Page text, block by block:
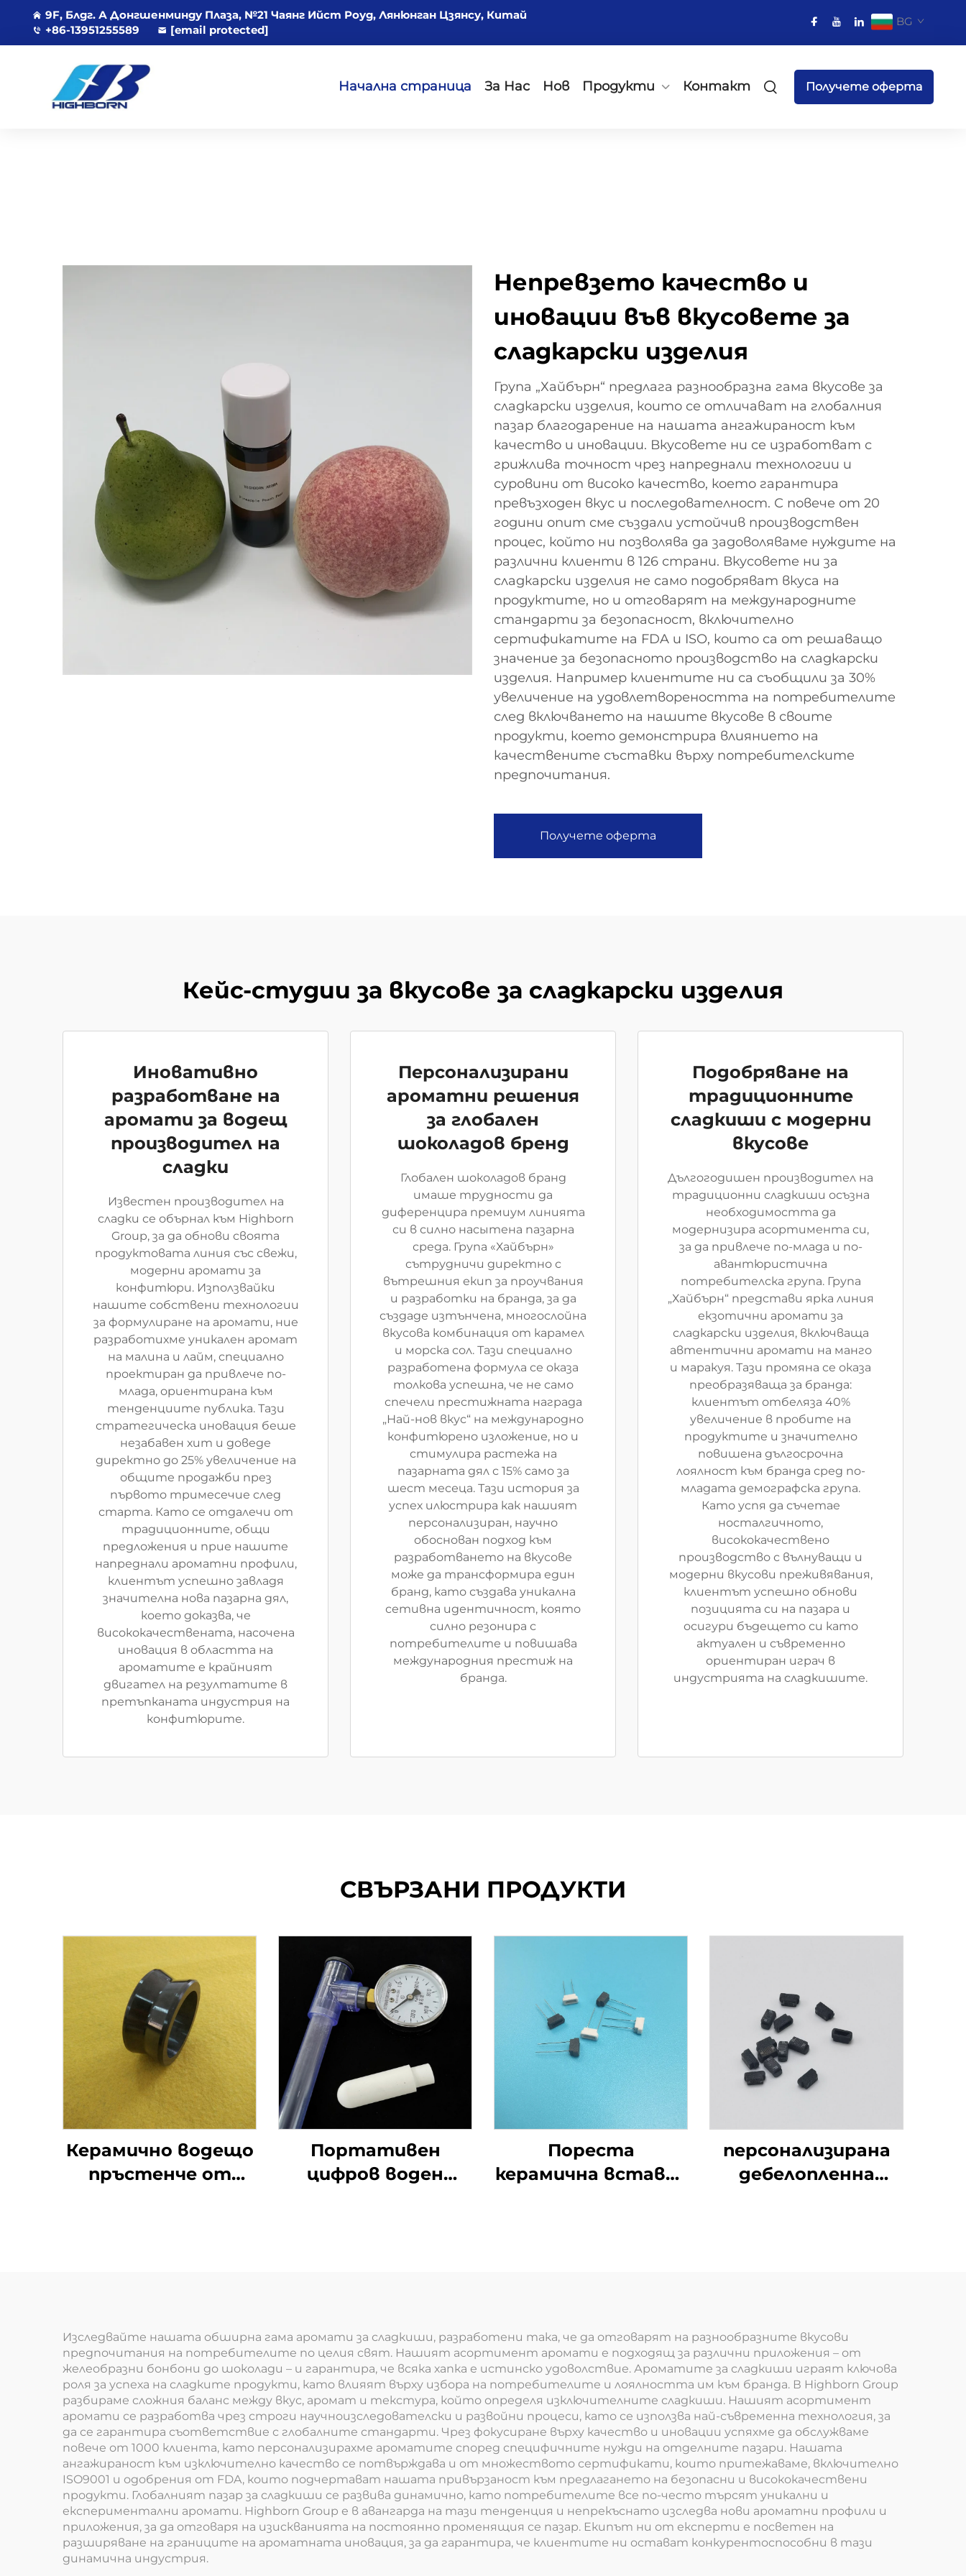
9F, Блдг. А Донгшенминду Плаза, №21 Чаянг Ийст Роуд, Лянюнган Цзянсу, Китай
+86-13951255589
[email protected]
BG
Начална страница За Нас Нов Продукти Контакт Получете оферта
Непревзето качество и
иновации във вкусовете за
сладкарски изделия
Група „Хайбърн“ предлага разнообразна гама вкусове за
сладкарски изделия, които се отличават на глобалния
пазар благодарение на нашата ангажираност към
качество и иновации. Вкусовете ни се изработват с
грижлива точност чрез напреднали технологии и
суровини от високо качество, което гарантира
превъзходен вкус и последователност. С повече от 20
години опит сме създали устойчив производствен
процес, който ни позволява да задоволяваме нуждите на
различни клиенти в 126 страни. Вкусовете ни за
сладкарски изделия не само подобряват вкуса на
продуктите, но и отговарят на международните
стандарти за безопасност, включително
сертификатите на FDA и ISO, които са от решаващо
значение за безопасното производство на сладкарски
изделия. Например клиентите ни са съобщили за 30%
увеличение на удовлетвореността на потребителите
след включването на нашите вкусове в своите
продукти, което демонстрира влиянието на
качествените съставки върху потребителските
предпочитания.
Получете оферта
Кейс-студии за вкусове за сладкарски изделия
Иновативно
разработване на
аромати за водещ
производител на
сладки
Известен производител на
сладки се обърнал към Highborn
Group, за да обнови своята
продуктовата линия със свежи,
модерни аромати за
конфитюри. Използвайки
нашите собствени технологии
за формулиране на аромати, ние
разработихме уникален аромат
на малина и лайм, специално
проектиран да привлече по-
млада, ориентирана към
тенденциите публика. Тази
стратегическа иновация беше
незабавен хит и доведе
директно до 25% увеличение на
общите продажби през
първото тримесечие след
старта. Като се отдалечи от
традиционните, общи
предложения и прие нашите
напреднали ароматни профили,
клиентът успешно завладя
значителна нова пазарна дял,
което доказва, че
висококачествената, насочена
иновация в областта на
ароматите е крайният
двигател на резултатите в
претъпканата индустрия на
конфитюрите.
Персонализирани
ароматни решения
за глобален
шоколадов бренд
Глобален шоколадов бранд
имаше трудности да
диференцира премиум линията
си в силно насытена пазарна
среда. Група «Хайбърн»
сътрудничи директно с
вътрешния екип за проучвания
и разработки на бранда, за да
създаде изтънчена, многослойна
вкусова комбинация от карамел
и морска сол. Тази специално
разработена формула се оказа
толкова успешна, че не само
спечели престижната награда
„Най-нов вкус“ на международно
конфитюрено изложение, но и
стимулира растежа на
пазарната дял с 15% само за
шест месеца. Тази история за
успех илюстрира как нашият
персонализиран, научно
обоснован подход към
разработването на вкусове
може да трансформира един
бранд, като създава уникална
сетивна идентичност, която
силно резонира с
потребителите и повишава
международния престиж на
бранда.
Подобряване на
традиционните
сладкиши с модерни
вкусове
Дългогодишен производител на
традиционни сладкиши осъзна
необходимостта да
модернизира асортимента си,
за да привлече по-млада и по-
авантюристична
потребителска група. Група
„Хайбърн“ представи ярка линия
екзотични аромати за
сладкарски изделия, включваща
автентични аромати на манго
и маракуя. Тази промяна се оказа
преобразяваща за бранда:
клиентът отбеляза 40%
увеличение в пробите на
продуктите и значително
повишена дългосрочна
лоялност към бранда сред по-
младата демографска група.
Като успя да съчетае
носталгичното,
висококачествено
производство с вълнуващи и
модерни вкусови преживявания,
клиентът успешно обнови
позицията си на пазара и
осигури бъдещето си като
актуален и съвременно
ориентиран играч в
индустрията на сладкишите.
СВЪРЗАНИ ПРОДУКТИ
Керамично водещо
пръстенче от
Портативен
цифров воден
Пореста
керамична вставка
персонализирана
дебелопленна
Изследвайте нашата обширна гама аромати за сладкиши, разработени така, че да отговарят на разнообразните вкусови
предпочитания на потребителите по целия свят. Нашият асортимент аромати е подходящ за различни приложения – от
желеобразни бонбони до шоколади – и гарантира, че всяка хапка е истинско удоволствие. Ароматите за сладкиши играят ключова
роля за успеха на сладките продукти, като влияят върху избора на потребителите и лоялността им към бранда. В Highborn Group
разбираме сложния баланс между вкус, аромат и текстура, който определя изключителните сладкиши. Нашият асортимент
аромати се разработва чрез строги научноизследователски и развойни процеси, като се използва най-съвременна технология, за
да се гарантира съответствие с глобалните стандарти. Чрез фокусиране върху качество и иновации успяхме да обслужваме
повече от 1000 клиента, като персонализирахме ароматите според специфичните нужди на отделните пазари. Нашата
ангажираност към изключително качество се потвърждава и от множеството сертификати, които притежаваме, включително
ISO9001 и одобрения от FDA, които подчертават нашата привързаност към предлагането на безопасни и висококачествени
продукти. Глобалният пазар за сладкиши се развива динамично, като потребителите все по-често търсят уникални и
експериментални аромати. Highborn Group е в авангарда на тази тенденция и непрекъснато изследва нови ароматни профили и
приложения, за да отговаря на изискванията на постоянно променящия се пазар. Екипът ни от експерти е посветен на
разширяване на границите на ароматната иновация, за да гарантира, че клиентите ни остават конкурентоспособни в тази
динамична индустрия.